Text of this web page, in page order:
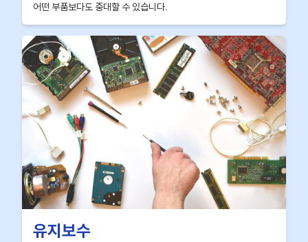
어떤 부품보다도 중대할 수 있습니다.
유지보수